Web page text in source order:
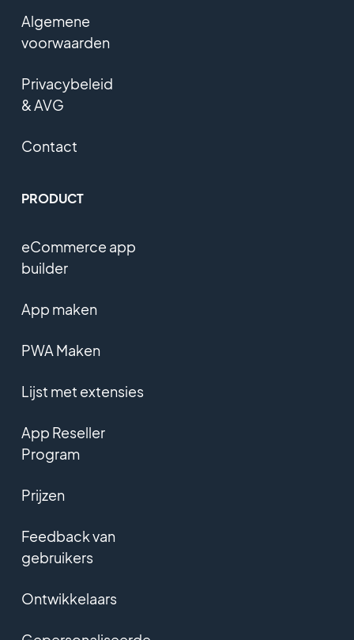
Algemene
voorwaarden
Privacybeleid
& AVG
Contact
PRODUCT
eCommerce app
builder
App maken
PWA Maken
Lijst met extensies
App Reseller
Program
Prijzen
Feedback van
gebruikers
Ontwikkelaars